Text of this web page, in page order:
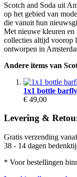
Scotch and Soda uit
op het gebied van
die vanuit hun
Met nieuwe kleuren en
collecties altijd voorop
ontworpen in
Andere items van
1x1 bottle
€ 49,00
Levering &
Gratis verzending
38 - 14 dagen
* Voor bestellingen